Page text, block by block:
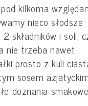
kilkoma
nieco słodsze
składników i soli,
nie trzeba nawet
prosto z kuli
sosem
doznania